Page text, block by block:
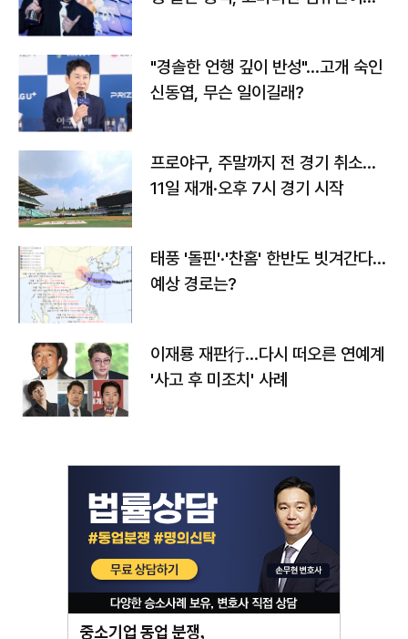
"경솔한 언행 깊이 반성"…고개 숙인
신동엽, 무슨 일이길래?
프로야구, 주말까지 전 경기 취소…
11일 재개·오후 7시 경기 시작
태풍 '돌핀'·'찬홈' 한반도 빗겨간다…
예상 경로는?
이재룡 재판行…다시 떠오른 연예계
'사고 후 미조치' 사례